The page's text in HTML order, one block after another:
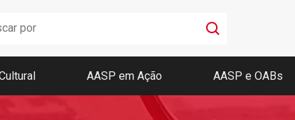
AASP em Ação AASP e OABs